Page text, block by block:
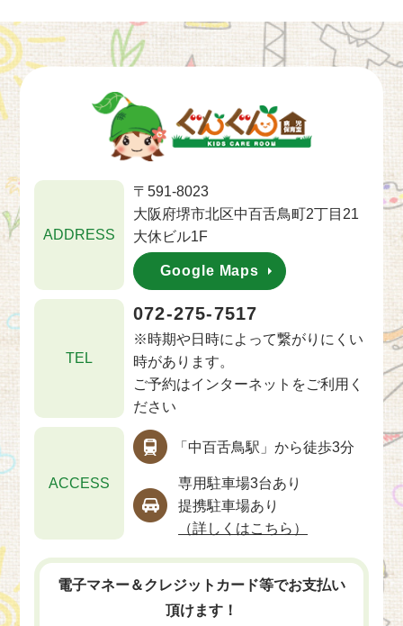
ADDRESS
〒591-8023
大阪府堺市北区中百舌鳥町2丁目21
大休ビル1F
Google Maps
TEL
072-275-7517
※時期や日時によって繋がりにくい
時があります。
ご予約はインターネットをご利用く
ださい
ACCESS
「中百舌鳥駅」から徒歩3分
専用駐車場3台あり
提携駐車場あり
（詳しくはこちら）
電子マネー＆クレジットカード等でお支払い
頂けます！